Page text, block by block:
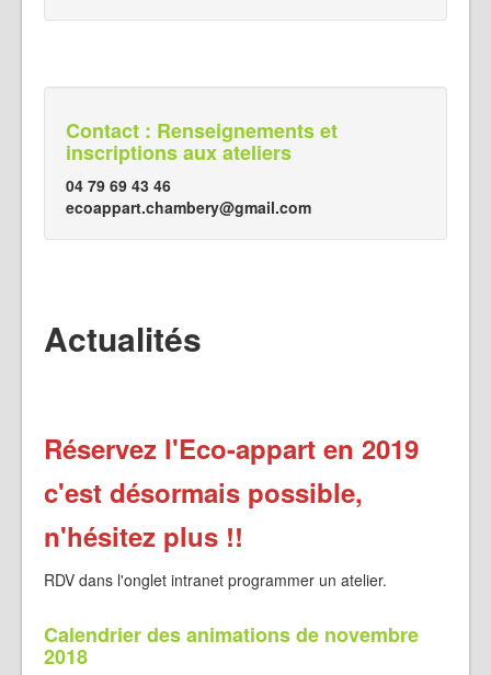
Contact : Renseignements et
inscriptions aux ateliers
04 79 69 43 46
ecoappart.chambery@gmail.com
Actualités
Réservez l'Eco-appart en 2019
c'est désormais possible,
n'hésitez plus !!
RDV dans l'onglet intranet programmer un atelier.
Calendrier des animations de novembre
2018